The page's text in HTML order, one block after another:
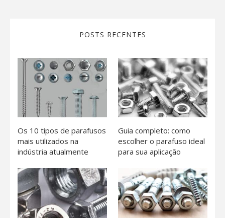
POSTS RECENTES
Os 10 tipos de parafusos
mais utilizados na
indústria atualmente
Guia completo: como
escolher o parafuso ideal
para sua aplicação